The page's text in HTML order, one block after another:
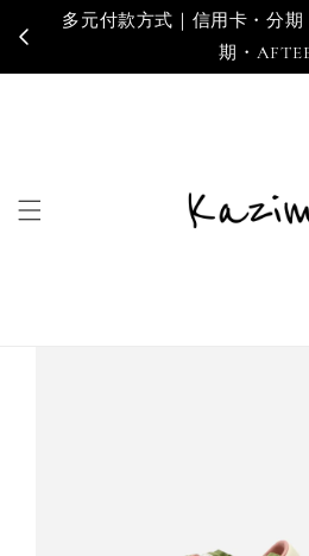
多元付款方式｜信用卡・分
期・